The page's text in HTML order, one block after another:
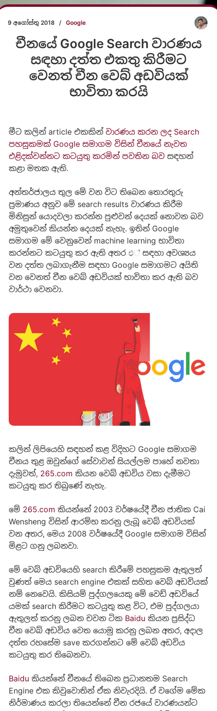
9 අගෝස්තු 2018 / Google
චීනයේ Google Search වාරණය
සඳහා දත්ත එකතු කිරීමට
වෙනත් චීන වෙබ් අඩවියක්
භාවිතා කරයි
මීට කලින් article එකකින් වාරණය කරන ලද Search
පහසුකමක් Google සමාගම විසින් චීනයේ නැවත
එළිදක්වන්නට කටයුතු කරමින් පවතින බවසඳහන්
කළා මතක ඇති.
අන්තර්ජාලය තුල මේ වන විට තිබෙන තොරතුරු
ප්‍රමාණය අනුව මේ search results වාරණය කිරීම
මිනිසුන් යොදවලා කරන්න පුළුවන් දෙයක් නොවන බව
අමුතුවෙන් කියන්න දෙයක් නැහැ. ඉතින් Google
සමාගම මේ වෙනුවෙන් machine learning භාවිතා
කරන්නට කටයුතු කර ඇති අතර එ් සඳහා අවශ්‍යය
වන දත්ත ලබාගැනීම සඳහා Google සමාගමට අයිති
වන වෙනත් චීන වෙබ් අඩවියක් භාවිතා කර ඇති බව
වාර්ථා වෙනවා.
කලින් ලිපියෙහි සඳහන් කළ විදිහට Google සමාගම
චීනය තුළ ඔවුන්ගේ සේවාවන් සියල්ලම පාහේ නවතා
දැමුවත්, 265.com කියන වෙබ් අඩවිය වසා දැමීමට
කටයුතු කර තිබුණේ නැහැ.
මේ 265.com කියන්නේ 2003 වර්ෂයේදී චීන ජාතික Cai
Wensheng විසින් ආරම්භ කරනු ලැබූ වෙබ් අඩවියක්
වන අතර, මෙය 2008 වර්ෂයේදී Google සමාගම විසින්
මිළට ගනු ලබනවා.
මේ වෙබ් අඩවියෙහි search කිරීමේ පහසුකම ඇතුලත්
වුණත් මෙය search engine එකක් සහිත වෙබ් අඩවියක්
නම් නෙවෙයි. කිසියම් පුද්ගලයෙකු මේ වෙඩ් අඩවියේ
යමක් search කිරීමට කටයුතු කළ විට, එම පුද්ගලයා
ඇතුලත් කරනු ලබන චවන ටික Baidu කියන ප්‍රසිද්ධ
චීන වෙබ් අඩවිය වෙත යොමු කරනු ලබන අතර, අදාල
දත්ත රහසේම save කරගන්නට මේ වෙබ් අඩවිය
කටයුතු කර තිබෙනවා.
Baidu කියන්නේ චීනයේ තිබෙන ප්‍රධානතම Search
Engine එක කිවුවොතින් ඒක නිවැරදියි. ඒ වගේම මේක
නිර්මාණය කරලා තියෙන්නේ චීන රජයේ වාරණයන්ට